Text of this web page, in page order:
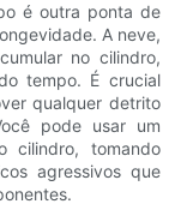
é outra ponta de
A neve,
no cilindro,
tempo. É crucial
qualquer detrito
pode usar um
cilindro, tomando
agressivos que